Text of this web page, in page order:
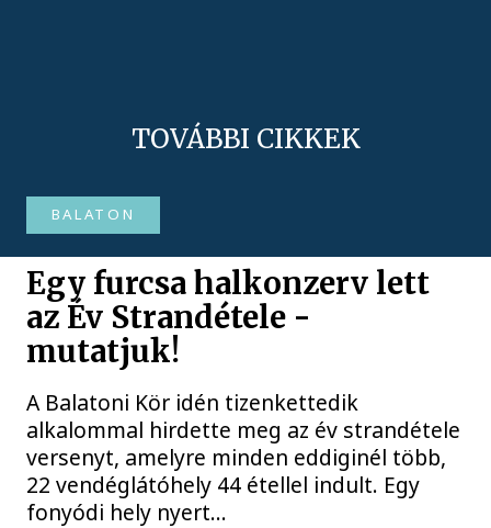
TOVÁBBI CIKKEK
BALATON
Egy furcsa halkonzerv lett
az Év Strandétele -
mutatjuk!
A Balatoni Kör idén tizenkettedik
alkalommal hirdette meg az év strandétele
versenyt, amelyre minden eddiginél több,
22 vendéglátóhely 44 étellel indult. Egy
fonyódi hely nyert...